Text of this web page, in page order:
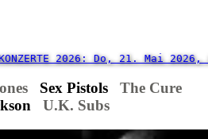
KONZERTE 2026: Do, 21.
Sex Pistols
The Cure
U.K. Subs